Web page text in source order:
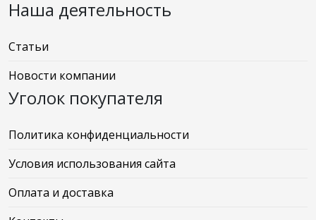
Наша деятельность
Статьи
Новости компании
Уголок покупателя
Политика конфиденциальности
Условия использования сайта
Оплата и доставка